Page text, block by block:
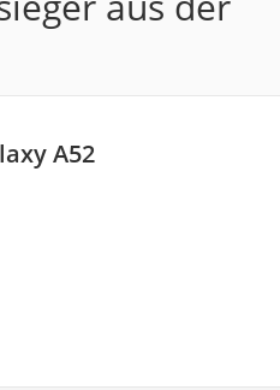
A52